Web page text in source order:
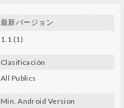
最新バージョン
1.1 (1)
Clasificación
All Publics
Min. Android Version